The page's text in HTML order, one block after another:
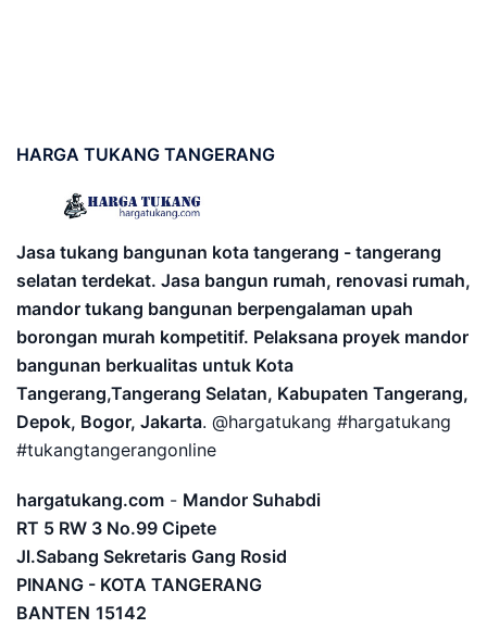
HARGA TUKANG TANGERANG
Jasa tukang bangunan kota tangerang - tangerang
selatan terdekat. Jasa bangun rumah, renovasi rumah,
mandor tukang bangunan berpengalaman upah
borongan murah kompetitif. Pelaksana proyek mandor
bangunan berkualitas untuk Kota
Tangerang,Tangerang Selatan, Kabupaten Tangerang,
Depok, Bogor, Jakarta. @hargatukang #hargatukang
#tukangtangerangonline
hargatukang.com - Mandor Suhabdi
RT 5 RW 3 No.99 Cipete
Jl.Sabang Sekretaris Gang Rosid
PINANG - KOTA TANGERANG
BANTEN 15142